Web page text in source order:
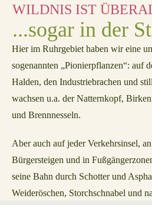
WILDNIS IST
...sogar in der
Hier im Ruhrgebiet haben wir eine
sogenannten „Pionierpflanzen“: auf
Halden, den Industriebrachen und
wachsen u.a. der Natternkopf,
und Brennnesseln.
Aber auch auf jeder Verkehrsinsel,
Bürgersteigen und in
seine Bahn durch Schotter und
Weideröschen, Storchschnabel und